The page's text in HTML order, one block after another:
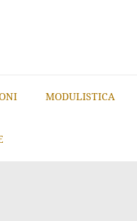
MODULISTICA